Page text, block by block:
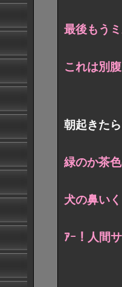
最後もう
これは別
朝起きた
緑のか茶
犬の鼻い
ｱｰ！人間